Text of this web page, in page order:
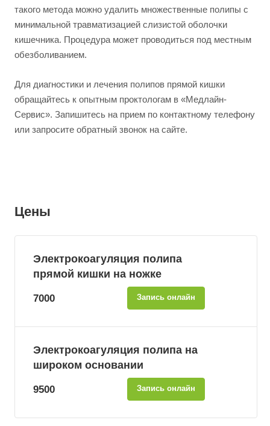
такого метода можно удалить множественные полипы с
минимальной травматизацией слизистой оболочки
кишечника. Процедура может проводиться под местным
обезболиванием.
Для диагностики и лечения полипов прямой кишки
обращайтесь к опытным проктологам в «Медлайн-
Сервис». Запишитесь на прием по контактному телефону
или запросите обратный звонок на сайте.
Цены
Электрокоагуляция полипа
прямой кишки на ножке
7000 Запись онлайн
Электрокоагуляция полипа на
широком основании
9500 Запись онлайн